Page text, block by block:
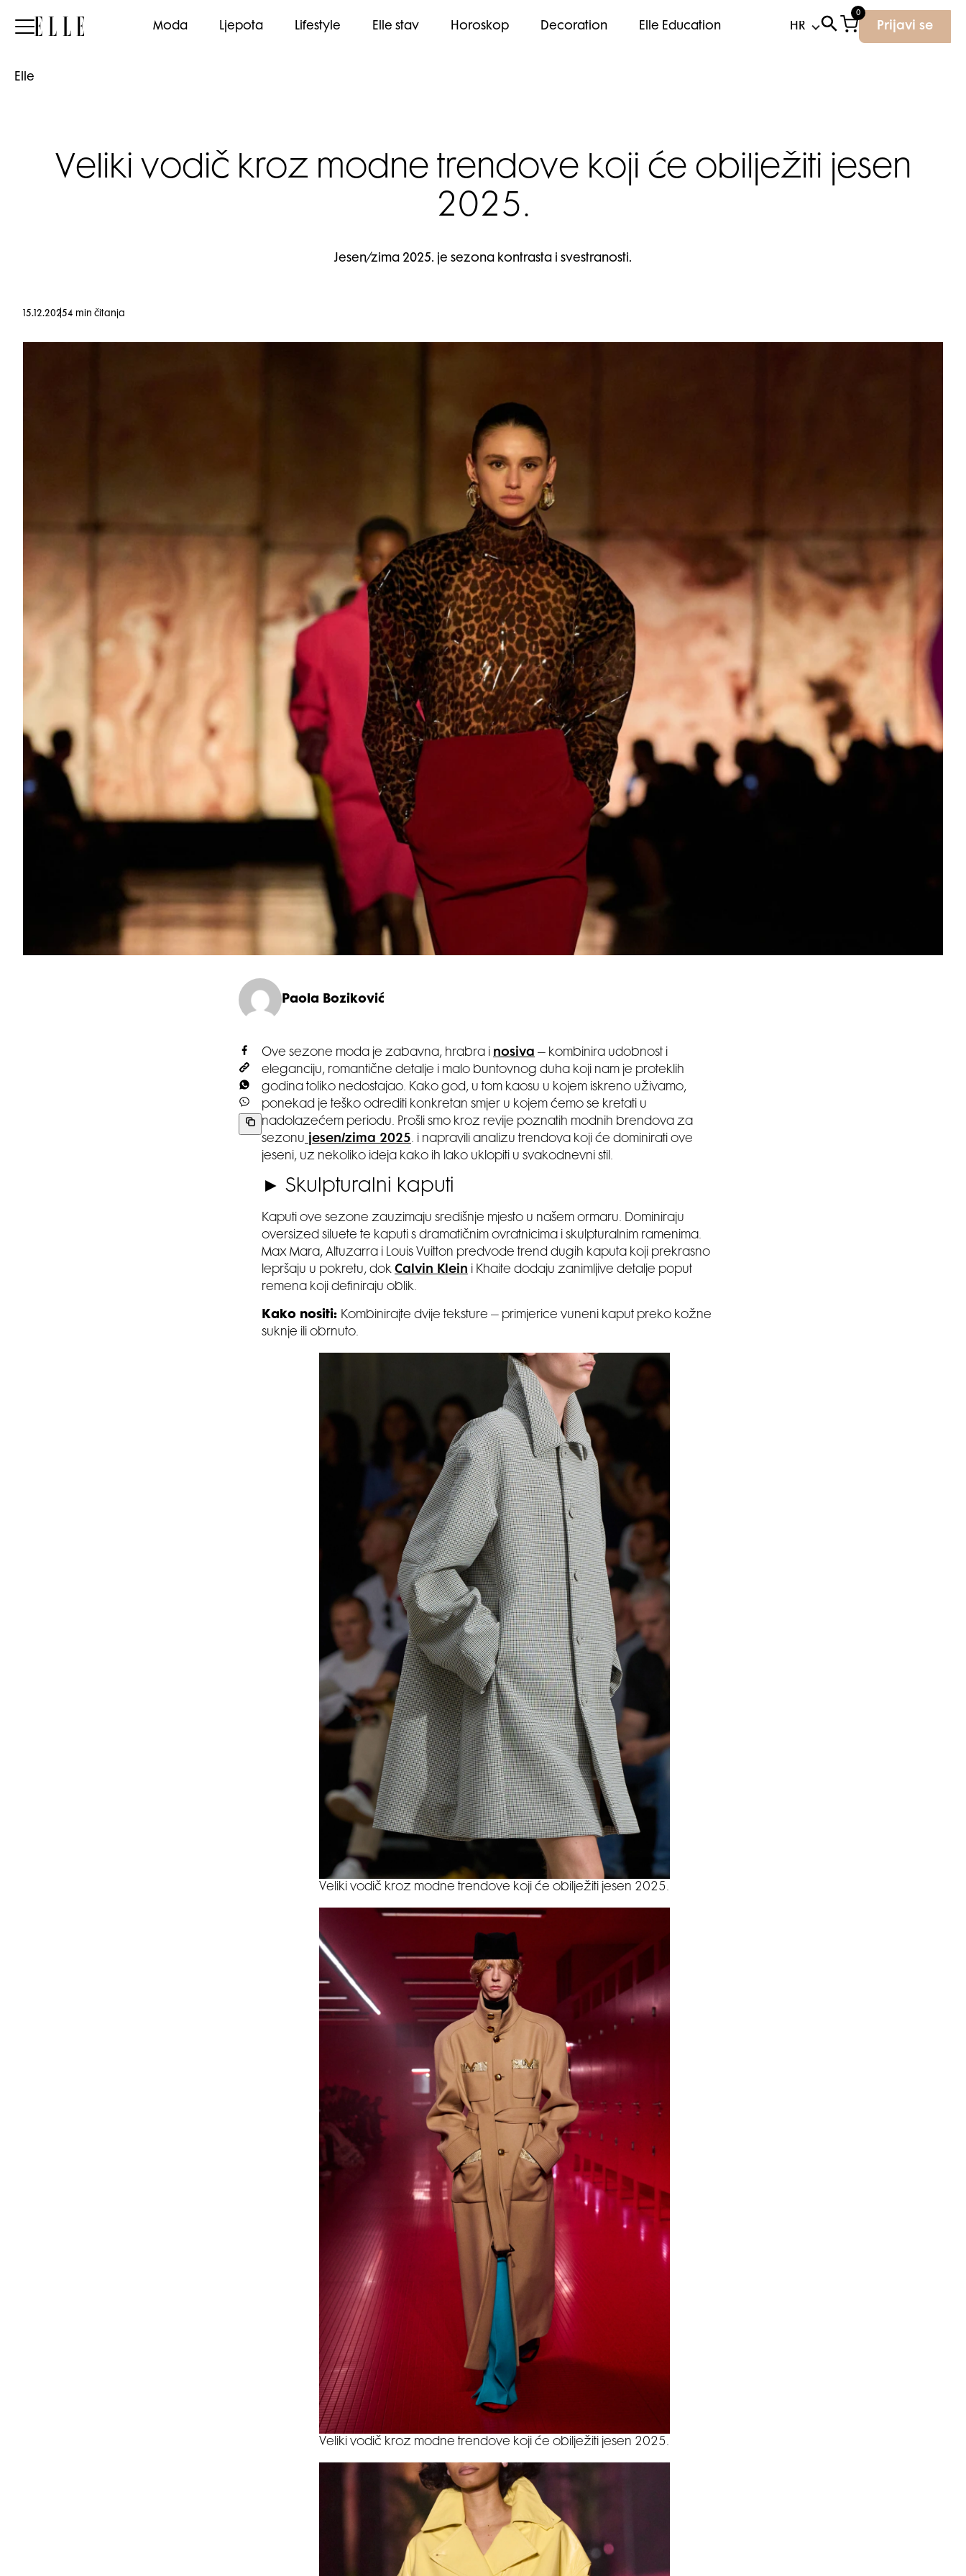
Elle Moda Ljepota Lifestyle Elle stav Horoskop Decoration Elle Education
0
Prijavi se
Elle
Veliki vodič kroz modne trendove koji će obilježiti jesen
2025.
Jesen/zima 2025. je sezona kontrasta i svestranosti.
15.12.20254 min čitanja
Paola Boziković
Ove sezone moda je zabavna, hrabra i nosiva – kombinira udobnost i
eleganciju, romantične detalje i malo buntovnog duha koji nam je proteklih
godina toliko nedostajao. Kako god, u tom kaosu u kojem iskreno uživamo,
ponekad je teško odrediti konkretan smjer u kojem ćemo se kretati u
nadolazećem periodu. Prošli smo kroz revije poznatih modnih brendova za
sezonu jesen/zima 2025. i napravili analizu trendova koji će dominirati ove
jeseni, uz nekoliko ideja kako ih lako uklopiti u svakodnevni stil.
► Skulpturalni kaputi
Kaputi ove sezone zauzimaju središnje mjesto u našem ormaru. Dominiraju
oversized siluete te kaputi s dramatičnim ovratnicima i skulpturalnim ramenima.
Max Mara, Altuzarra i Louis Vuitton predvode trend dugih kaputa koji prekrasno
lepršaju u pokretu, dok Calvin Klein i Khaite dodaju zanimljive detalje poput
remena koji definiraju oblik.
Kako nositi: Kombinirajte dvije teksture – primjerice vuneni kaput preko kožne
suknje ili obrnuto.
Veliki vodič kroz modne trendove koji će obilježiti jesen 2025.
Veliki vodič kroz modne trendove koji će obilježiti jesen 2025.